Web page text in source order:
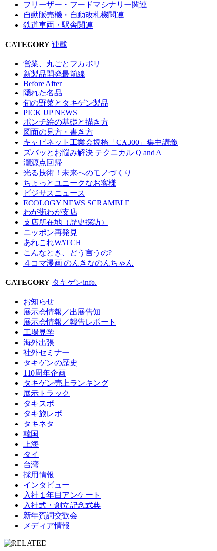
フリーザー・フードマシナリー関連
自動販売機・自動改札機関連
鉄道車両・駅舎関連
CATEGORY 連載
営業、丸ごとフカボリ
新製品開発最前線
Before After
隠れた名品
旬の野菜とタキゲン製品
PICK UP NEWS
ポンチ絵の基礎と描き方
図面の見方・書き方
キャビネット工業会規格「CA300」集中講義
ズバッとお悩み解決 テクニカル Q and A
瀧源点回帰
光る技術！未来へのモノづくり
ちょっとユニークなお客様
ビジサスニュース
ECOLOGY NEWS SCRAMBLE
わが街わが支店
支店所在地（歴史探訪）
ニッポン再発見
あれこれWATCH
こんなとき、どう言うの?
４コマ漫画 のんきなのんちゃん
CATEGORY タキゲンinfo.
お知らせ
展示会情報／出展告知
展示会情報／報告レポート
工場見学
海外出張
社外セミナー
タキゲンの歴史
110周年企画
タキゲン売上ランキング
展示トラック
タキスポ
タキ旅レポ
タキネタ
韓国
上海
タイ
台湾
採用情報
インタビュー
入社１年目アンケート
入社式・創立記念式典
新年賀詞交歓会
メディア情報